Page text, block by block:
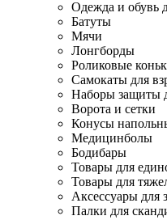
Одежда и обувь
Батуты
Мячи
Лонгборды
Роликовые
Самокаты для
Наборы защиты
Ворота и сетки
Конусы
Медицинболы
Бодибары
Товары для
Товары для
Аксессуары для
Палки для